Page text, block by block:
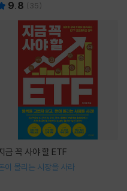
9.8 ( 35)
금 꼭 사야 할 ETF
이 몰리는 시장을 사라